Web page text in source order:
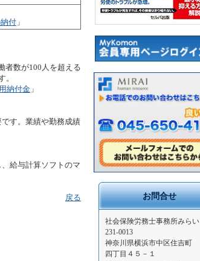
付 」
者数が100人を超える
。
納付金 」
す。業績や勤務成績
給与計算ソフトのマ
戻る お問合せ
社会保険労務士事務所みらい
231-0013
神奈川県横浜市中区住吉町
四丁目４５－１